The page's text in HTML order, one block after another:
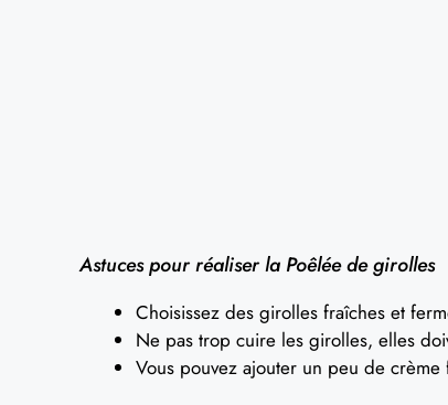
Astuces pour réaliser la Poêlée de girolles
Choisissez des girolles fraîches et
Ne pas trop cuire les girolles, elles
Vous pouvez ajouter un peu de